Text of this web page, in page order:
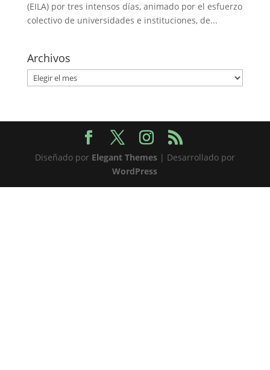
(EILA) por tres intensos días, animado por el esfuerzo
colectivo de universidades e instituciones, de...
Archivos
Archivos
Diseñado por Elegant Themes| Desarrollado por
WordPress